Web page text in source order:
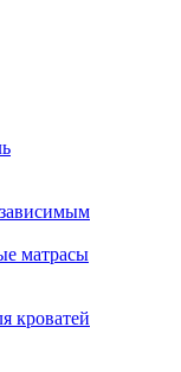
матрасы
кроватей